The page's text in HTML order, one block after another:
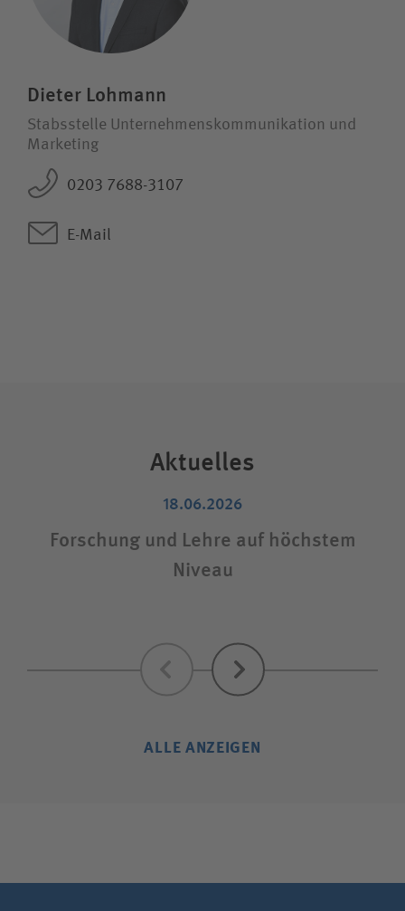
Dieter Lohmann
Stabsstelle Unternehmens­kommunikation und
Marketing
0203 7688-3107
E-Mail
Aktuelles
18.06.2026
Forschung und Lehre auf höchstem
Niveau
Zurück Weiter
ALLE ANZEIGEN